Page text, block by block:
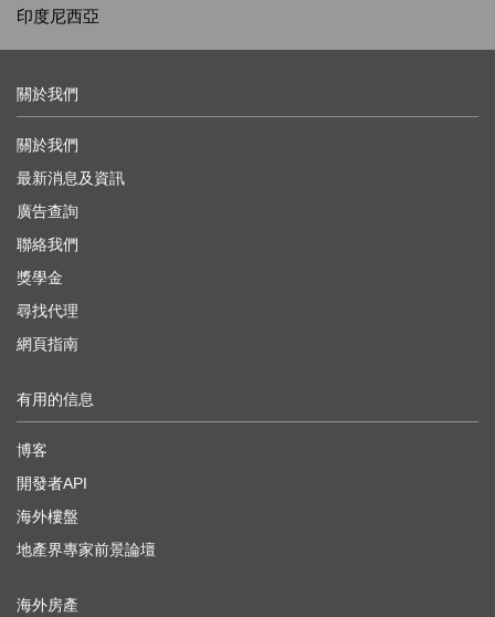
印度尼西亞
關於我們
關於我們
最新消息及資訊
廣告查詢
聯絡我們
獎學金
尋找代理
網頁指南
有用的信息
博客
開發者API
海外樓盤
地產界專家前景論壇
海外房產